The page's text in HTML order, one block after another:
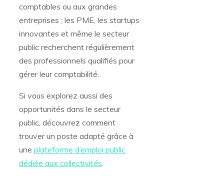
comptables ou aux grandes
entreprises ; les PME, les startups
innovantes et même le secteur
public recherchent régulièrement
des professionnels qualifiés pour
gérer leur comptabilité.
Si vous explorez aussi des
opportunités dans le secteur
public, découvrez comment
trouver un poste adapté grâce à
une plateforme d’emploi public
dédiée aux collectivités.